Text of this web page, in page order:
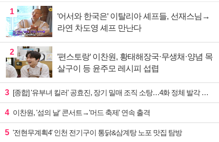
1
'어서와 한국은' 이탈리아 셰프들, 선재스님→
라연 차도영 셰프 만난다
2
'편스토랑' 이찬원, 황태해장국·무생채·양념 목
살구이 등 윤주모 레시피 섭렵
3 [종합] '유부녀 킬러' 공효진, 장기 밀매 조직 소탕…4화 정체 발각 위기 예고
4 이찬원, '섬의 날' 콘서트→'머드 축제' 연속 출격
5 '전현무계획4' 인천 전기구이 통닭&삼계탕 노포 맛집 탐방